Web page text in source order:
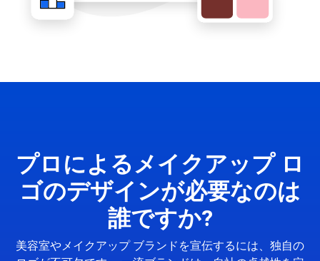
プロによるメイクアップ ロ
ゴのデザインが必要なのは
誰ですか?
美容室やメイクアップ ブランドを宣伝するには、独自の